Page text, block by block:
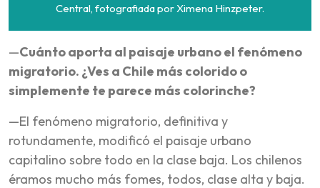
Central, fotografiada por Ximena Hinzpeter.
—Cuánto aporta al paisaje urbano el fenómeno
migratorio. ¿Ves a Chile más colorido o
simplemente te parece más colorinche?
—El fenómeno migratorio, definitiva y
rotundamente, modificó el paisaje urbano
capitalino sobre todo en la clase baja. Los chilenos
éramos mucho más fomes, todos, clase alta y baja.